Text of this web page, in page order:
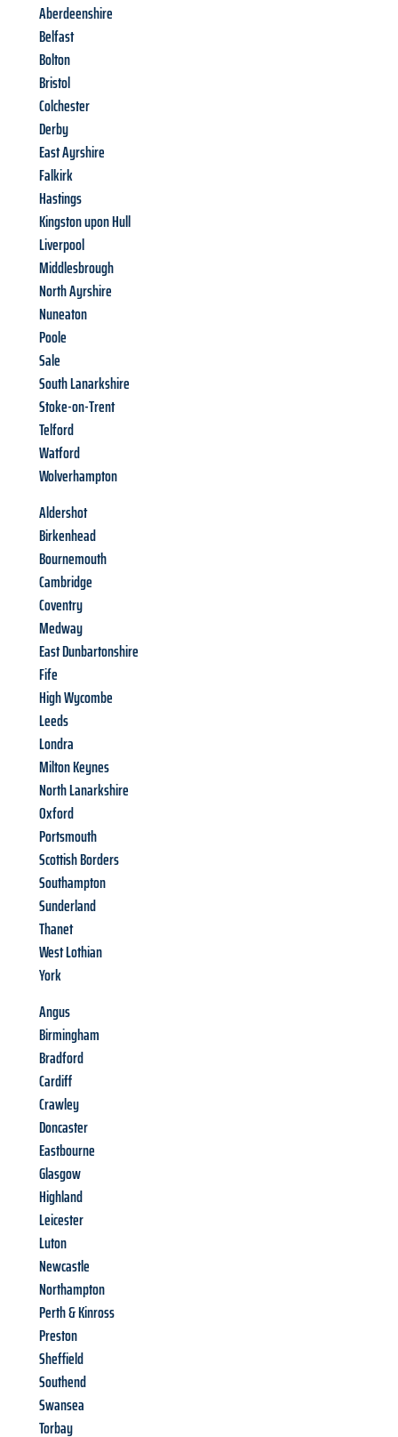
Aberdeenshire
Belfast
Bolton
Bristol
Colchester
Derby
East Ayrshire
Falkirk
Hastings
Kingston upon Hull
Liverpool
Middlesbrough
North Ayrshire
Nuneaton
Poole
Sale
South Lanarkshire
Stoke-on-Trent
Telford
Watford
Wolverhampton
Aldershot
Birkenhead
Bournemouth
Cambridge
Coventry
Medway
East Dunbartonshire
Fife
High Wycombe
Leeds
Londra
Milton Keynes
North Lanarkshire
Oxford
Portsmouth
Scottish Borders
Southampton
Sunderland
Thanet
West Lothian
York
Angus
Birmingham
Bradford
Cardiff
Crawley
Doncaster
Eastbourne
Glasgow
Highland
Leicester
Luton
Newcastle
Northampton
Perth & Kinross
Preston
Sheffield
Southend
Swansea
Torbay